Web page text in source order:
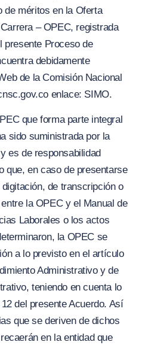
de méritos en la Oferta
– OPEC, registrada
presente Proceso de
debidamente
de la Comisión Nacional
enlace: SIMO.
que forma parte integral
sido suministrada por la
es de responsabilidad
que, en caso de presentarse
de transcripción o
la OPEC y el Manual de
Laborales o los actos
la OPEC se
a lo previsto en el artículo
Administrativo y de
teniendo en cuenta lo
del presente Acuerdo. Así
que se deriven de dichos
en la entidad que